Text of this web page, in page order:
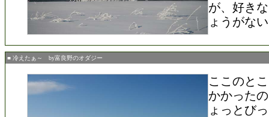
が、好き
ょうがな
■ 冷えたぁ～ by富良野のオダジー
ここのと
かかった
ょっとび